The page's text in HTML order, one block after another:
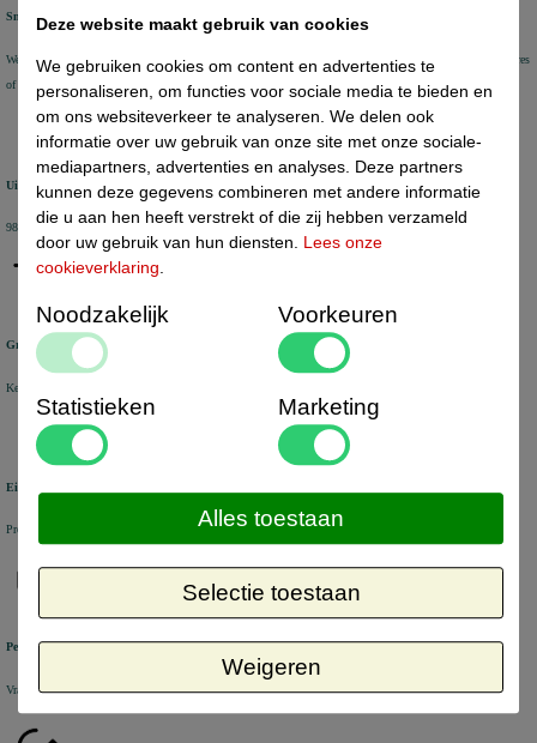
Snel geleverd
We verzenden voorraad artikelen binnen 1-2 werkdagen met DHL Parcel of DHL for You. Aflevering op adres
of DHL Service Point
Uitstekende review score
98% van de KiyOh reviews beveelt ons aan
Groot assortiment
Keuze uit +/- 6000 artikelen voor uw bedrijf
Eigen voorraad
Producten veelal uit voorraad leverbaar uit eigen magazijn in Nederland
Persoonlijke service
Vragen en bestellen via Chat, Email en Telefoon
Deze website maakt gebruik van cookies
We gebruiken cookies om content en advertenties te
personaliseren, om functies voor sociale media te bieden en
om ons websiteverkeer te analyseren. We delen ook
informatie over uw gebruik van onze site met onze sociale-
mediapartners, advertenties en analyses. Deze partners
kunnen deze gegevens combineren met andere informatie
die u aan hen heeft verstrekt of die zij hebben verzameld
door uw gebruik van hun diensten. Lees onze
cookieverklaring.
Noodzakelijk Voorkeuren
Statistieken Marketing
Weigeren
Selectie toestaan
Alles toestaan